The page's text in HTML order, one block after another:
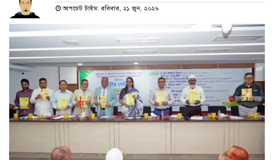
আপডেট টাইম: রবিবার, ২১ জুন, ২০২৬